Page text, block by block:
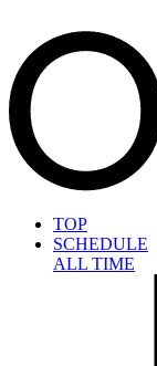
TOP
SCHEDULE
ALL TIME